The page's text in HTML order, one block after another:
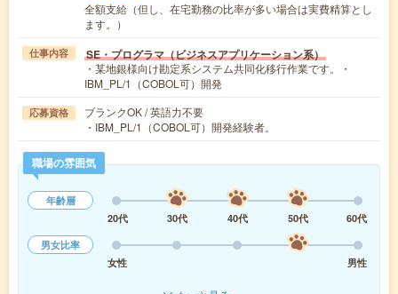
全額支給（但し、在宅勤務の比率が多い場合は実費精算とし
ます。）
仕事内容 SE・プログラマ（ビジネスアプリケーション系）
・某地銀様向け勘定系システム共同化移行作業です。・
IBM_PL/1（COBOL可）開発
応募資格
ブランクOK / 英語力不要
・IBM_PL/1（COBOL可）開発経験者。
職場の雰囲気
年齢層
20代
30代 40代 50代
60代
男女比率
女性
男性